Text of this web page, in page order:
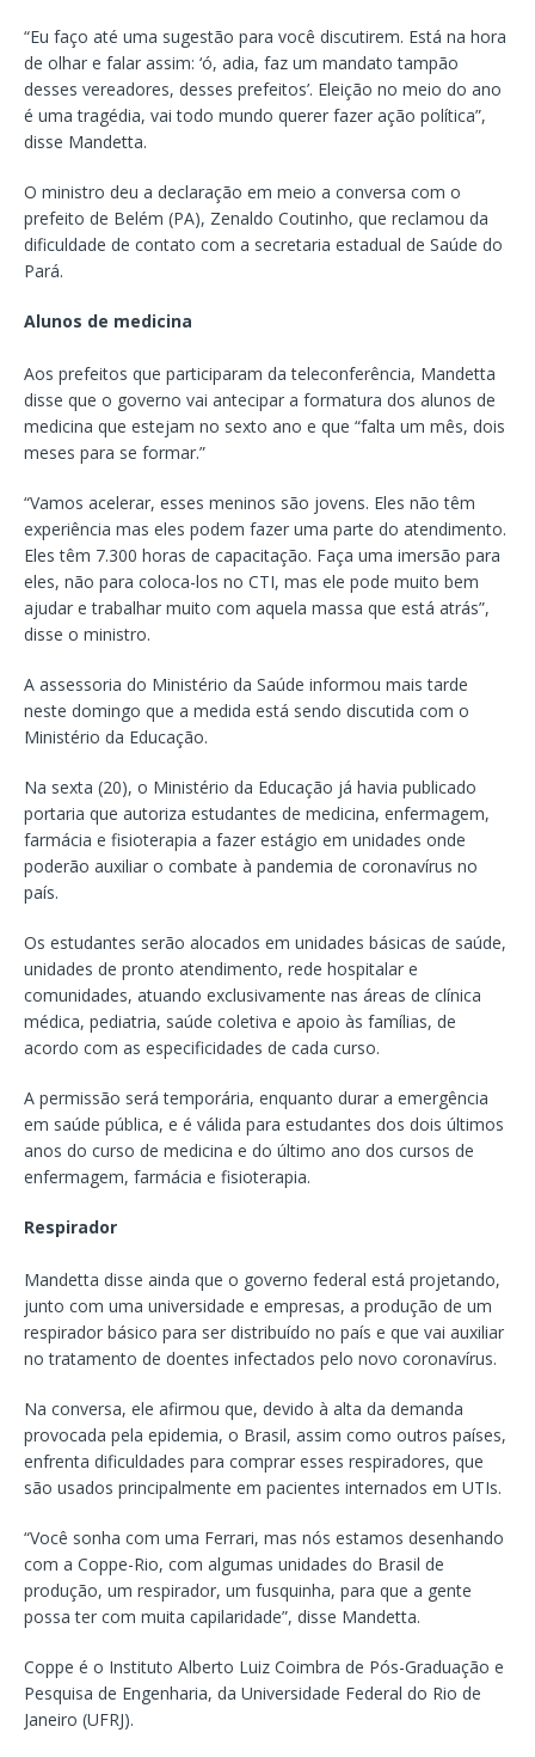
“Eu faço até uma sugestão para você discutirem. Está na hora
de olhar e falar assim: ‘ó, adia, faz um mandato tampão
desses vereadores, desses prefeitos’. Eleição no meio do ano
é uma tragédia, vai todo mundo querer fazer ação política”,
disse Mandetta.
O ministro deu a declaração em meio a conversa com o
prefeito de Belém (PA), Zenaldo Coutinho, que reclamou da
dificuldade de contato com a secretaria estadual de Saúde do
Pará.
Alunos de medicina
Aos prefeitos que participaram da teleconferência, Mandetta
disse que o governo vai antecipar a formatura dos alunos de
medicina que estejam no sexto ano e que “falta um mês, dois
meses para se formar.”
“Vamos acelerar, esses meninos são jovens. Eles não têm
experiência mas eles podem fazer uma parte do atendimento.
Eles têm 7.300 horas de capacitação. Faça uma imersão para
eles, não para coloca-los no CTI, mas ele pode muito bem
ajudar e trabalhar muito com aquela massa que está atrás”,
disse o ministro.
A assessoria do Ministério da Saúde informou mais tarde
neste domingo que a medida está sendo discutida com o
Ministério da Educação.
Na sexta (20), o Ministério da Educação já havia publicado
portaria que autoriza estudantes de medicina, enfermagem,
farmácia e fisioterapia a fazer estágio em unidades onde
poderão auxiliar o combate à pandemia de coronavírus no
país.
Os estudantes serão alocados em unidades básicas de saúde,
unidades de pronto atendimento, rede hospitalar e
comunidades, atuando exclusivamente nas áreas de clínica
médica, pediatria, saúde coletiva e apoio às famílias, de
acordo com as especificidades de cada curso.
A permissão será temporária, enquanto durar a emergência
em saúde pública, e é válida para estudantes dos dois últimos
anos do curso de medicina e do último ano dos cursos de
enfermagem, farmácia e fisioterapia.
Respirador
Mandetta disse ainda que o governo federal está projetando,
junto com uma universidade e empresas, a produção de um
respirador básico para ser distribuído no país e que vai auxiliar
no tratamento de doentes infectados pelo novo coronavírus.
Na conversa, ele afirmou que, devido à alta da demanda
provocada pela epidemia, o Brasil, assim como outros países,
enfrenta dificuldades para comprar esses respiradores, que
são usados principalmente em pacientes internados em UTIs.
“Você sonha com uma Ferrari, mas nós estamos desenhando
com a Coppe-Rio, com algumas unidades do Brasil de
produção, um respirador, um fusquinha, para que a gente
possa ter com muita capilaridade”, disse Mandetta.
Coppe é o Instituto Alberto Luiz Coimbra de Pós-Graduação e
Pesquisa de Engenharia, da Universidade Federal do Rio de
Janeiro (UFRJ).